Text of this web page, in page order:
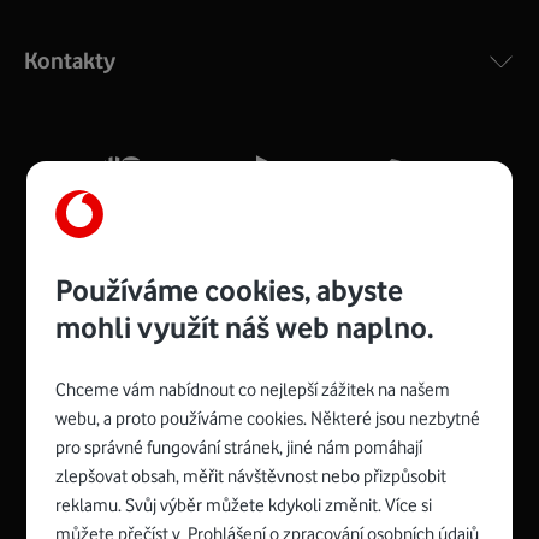
silný signál pro celou domácnost. Kompaktní rozměry 21
Více o COMPAL CH7465VF
Zyxel VMG8623-T50B:
Rozměry modemu jsou 16 x 22 x 7,5 cm (včetně stojánku)
a nabízí 4 gigabitové LAN porty a bezdrátové připojení Wi-
Spojte se s Vodafonem
Kontakty
Používáme cookies, abyste
mohli využít náš web naplno.
Chceme vám nabídnout co nejlepší zážitek na našem
webu, a proto používáme cookies. Některé jsou nezbytné
pro správné fungování stránek, jiné nám pomáhají
zlepšovat obsah, měřit návštěvnost nebo přizpůsobit
reklamu. Svůj výběr můžete kdykoli změnit. Více si
můžete přečíst v Prohlášení o zpracování osobních údajů